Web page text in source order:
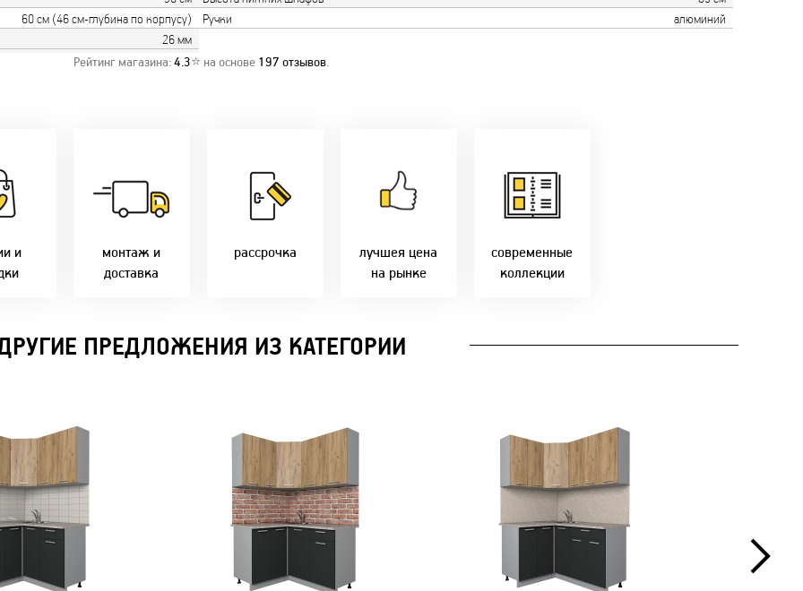
60 см (46 см-глубина по корпусу) Ручки
алюминий
26 мм
Рейтинг магазина:4.3⭐ на основе 197 отзывов.
и
- 2%
-
монтаж и
доставка
Качественный
монтаж дверей,
окон и мебели.
В удобное для Вас
рассрочка
2-36 мес
FUN - 4 мес.
лучшея цена
на рынке
фабрики!
Предлагаем
только лучшие
современные
коллекции
самыми
современным
стилями и
ПРЕДЛОЖЕНИЯ ИЗ КАТЕГОРИИ